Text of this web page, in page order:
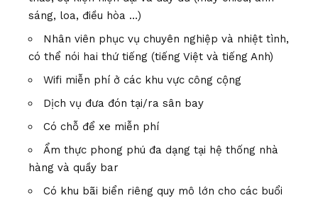
sáng, loa, điều hòa …)
Nhân viên phục vụ chuyên nghiệp và nhiệt tình,
có thể nói hai thứ tiếng (tiếng Việt và tiếng Anh)
Wifi miễn phí ở các khu vực công cộng
Dịch vụ đưa đón tại/ra sân bay
Có chỗ để xe miễn phí
Ẩm thực phong phú đa dạng tại hệ thống nhà
hàng và quầy bar
Có khu bãi biển riêng quy mô lớn cho các buổi